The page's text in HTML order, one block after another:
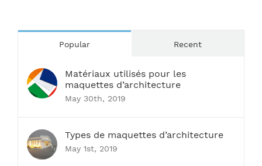
Popular Recent
Matériaux utilisés pour les
maquettes d’architecture
May 30th, 2019
Types de maquettes d’architecture
May 1st, 2019